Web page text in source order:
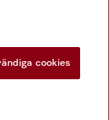
cookies